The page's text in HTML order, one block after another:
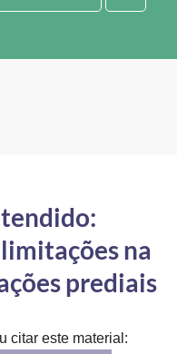
na
prediais
citar este material: